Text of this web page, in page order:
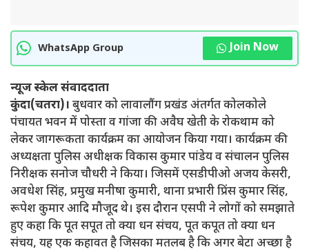
WhatsApp Group Join Now
न्यूज स्केल संवाददाता
कुंदा(चतरा)। बुधवार को लावालौंग प्रखंड अंतर्गत कोलकोले
पंचायत भवन में पोस्ता व गांजा की अवैघ खेती के रोकथाम को
लेकर जागरूकता कार्यक्रम का आयोजन किया गया। कार्यक्रम की
अध्यक्षता पुलिस अधीक्षक विकास कुमार पांडेय व संचालन पुलिस
निरीक्षक सनोज चौधरी ने किया। जिसमें एसडीपीओ अजय केसरी,
अवधेश सिंह, प्रमुख मनीषा कुमारी, थाना प्रभारी प्रिंस कुमार सिंह,
रूपेश कुमार आदि मौजूद थे। इस दौरान एसपी ने लोगों को समझाते
हुए कहा कि पूत सपूत तो क्या धन संचय, पूत कपूत तो क्या धन
संचय, यह एक कहावत है जिसका मतलब है कि अगर बेटा अच्छा है